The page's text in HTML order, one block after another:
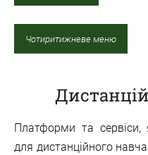
Чотиритижневе меню
Платформи та сервіси,
для дистанційного